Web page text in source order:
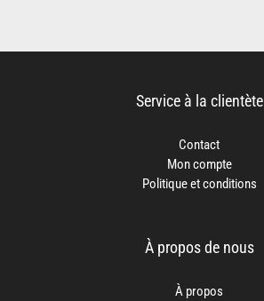
Service à la clientète
Contact
Mon compte
Politique et conditions
À propos de nous
À propos